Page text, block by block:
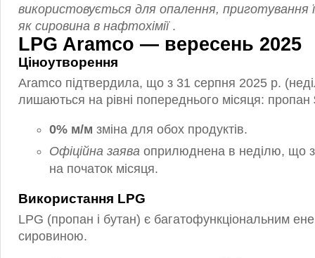
використовується для опалення, приготування
як сировина в нафтохімії .
LPG Aramco — вересень 2025
Ціноутворення
Aramco підтвердила, що з 31 серпня 2025 р.
лишаються на рівні попереднього місяця: пропан
0% м/м зміна для обох продуктів.
Офіційна заява оприлюднена в неділю, що
на початок місяця.
Використання LPG
LPG (пропан і бутан) є багатофункціональним
сировиною.